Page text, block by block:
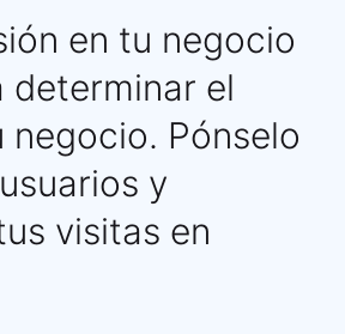
en tu negocio
determinar el
negocio. Pónselo
y
visitas en